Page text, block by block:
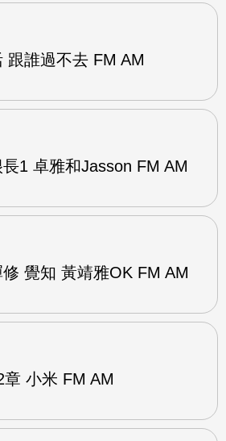
跟誰過不去 FM AM
1 卓雅和Jasson FM AM
覺知 黃靖雅OK FM AM
小米 FM AM